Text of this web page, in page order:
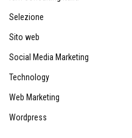
Selezione
Sito web
Social Media Marketing
Technology
Web Marketing
Wordpress